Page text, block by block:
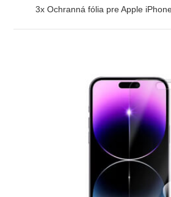
3x Ochranná fólia pre Apple